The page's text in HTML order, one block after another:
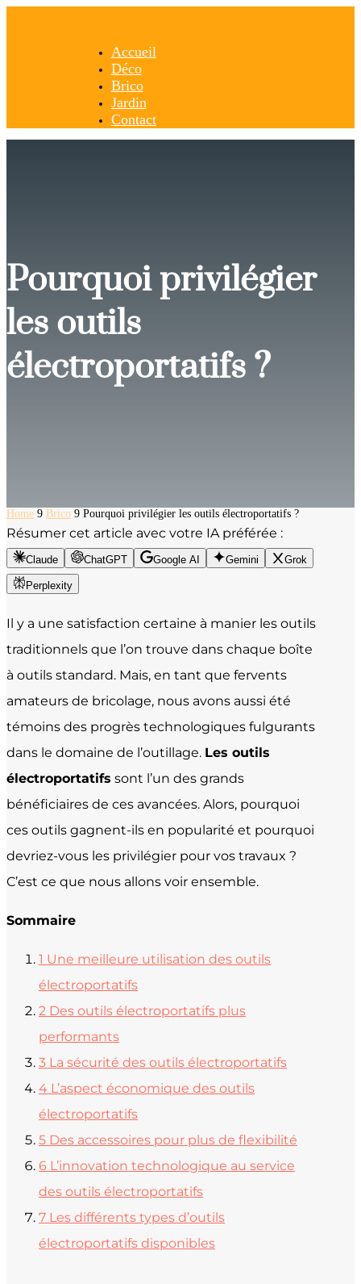
Accueil
Déco
Brico
Jardin
Contact
Pourquoi privilégier
les outils
électroportatifs ?
Home 9 Brico 9 Pourquoi privilégier les outils électroportatifs ?
Résumer cet article avec votre IA préférée :
Claude ChatGPT Google AI Gemini Grok
Perplexity
Il y a une satisfaction certaine à manier les outils
traditionnels que l’on trouve dans chaque boîte
à outils standard. Mais, en tant que fervents
amateurs de bricolage, nous avons aussi été
témoins des progrès technologiques fulgurants
dans le domaine de l’outillage. Les outils
électroportatifs sont l’un des grands
bénéficiaires de ces avancées. Alors, pourquoi
ces outils gagnent-ils en popularité et pourquoi
devriez-vous les privilégier pour vos travaux ?
C’est ce que nous allons voir ensemble.
Sommaire
1 Une meilleure utilisation des outils
électroportatifs
2 Des outils électroportatifs plus
performants
3 La sécurité des outils électroportatifs
4 L’aspect économique des outils
électroportatifs
5 Des accessoires pour plus de flexibilité
6 L’innovation technologique au service
des outils électroportatifs
7 Les différents types d’outils
électroportatifs disponibles